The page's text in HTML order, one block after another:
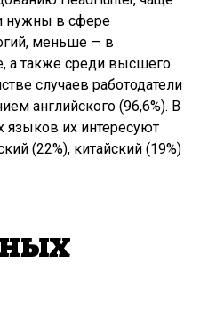
нужны в сфере
меньше — в
а также среди высшего
случаев работодатели
английского (96,6%). В
языков их интересуют
(22%), китайский (19%)